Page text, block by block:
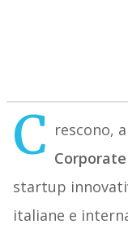
C rescono,
startup
italiane e